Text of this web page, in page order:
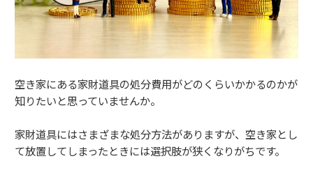
空き家にある家財道具の処分費用がどのくらいかかるのかが
知りたいと思っていませんか。
家財道具にはさまざまな処分方法がありますが、空き家とし
て放置してしまったときには選択肢が狭くなりがちです。